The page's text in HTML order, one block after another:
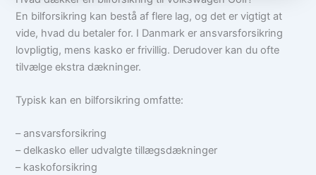
En bilforsikring kan bestå af flere lag, og det er vigtigt at
vide, hvad du betaler for. I Danmark er ansvarsforsikring
lovpligtig, mens kasko er frivillig. Derudover kan du ofte
tilvælge ekstra dækninger.
Typisk kan en bilforsikring omfatte:
– ansvarsforsikring
– delkasko eller udvalgte tillægsdækninger
– kaskoforsikring